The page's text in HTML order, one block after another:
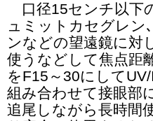
口径15センチ以下
ュミットカセグレン
ンなどの望遠鏡に対
使うなどして焦点距
をF15～30にして
組み合わせて接眼部
追尾しながら長時間